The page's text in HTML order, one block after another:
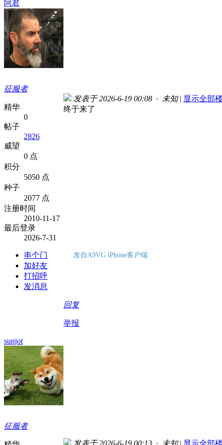
阿君
征服者
精华
0
帖子
2826
威望
0 点
积分
5050 点
种子
2077 点
注册时间
2010-11-17
最后登录
2026-7-31
串个门
加好友
打招呼
发消息
发表于 2026-6-19 00:08 · 未知 | 显示全部
终于来了
发自A9VG iPhone客户端
回复
举报
sunjot
征服者
发表于 2026-6-19 00:13 · 未知 | 显示全部